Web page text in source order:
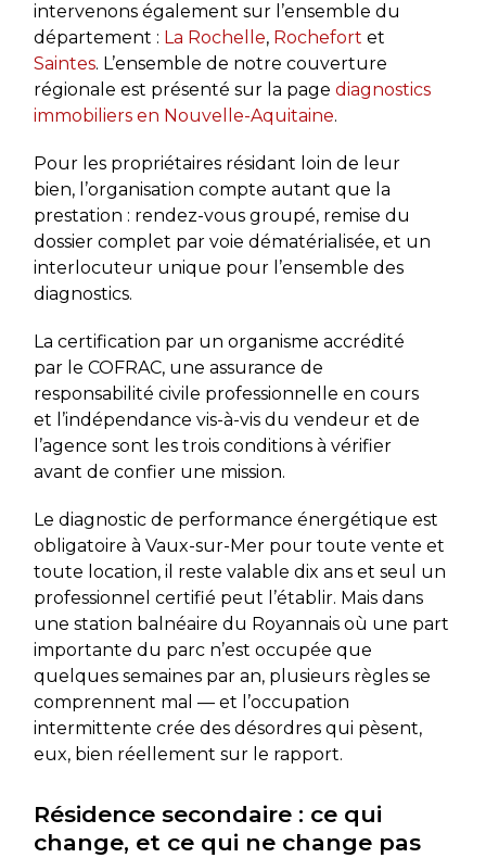
intervenons également sur l’ensemble du
département : La Rochelle, Rochefort et
Saintes. L’ensemble de notre couverture
régionale est présenté sur la page diagnostics
immobiliers en Nouvelle-Aquitaine.
Pour les propriétaires résidant loin de leur
bien, l’organisation compte autant que la
prestation : rendez-vous groupé, remise du
dossier complet par voie dématérialisée, et un
interlocuteur unique pour l’ensemble des
diagnostics.
La certification par un organisme accrédité
par le COFRAC, une assurance de
responsabilité civile professionnelle en cours
et l’indépendance vis-à-vis du vendeur et de
l’agence sont les trois conditions à vérifier
avant de confier une mission.
Le diagnostic de performance énergétique est
obligatoire à Vaux-sur-Mer pour toute vente et
toute location, il reste valable dix ans et seul un
professionnel certifié peut l’établir. Mais dans
une station balnéaire du Royannais où une part
importante du parc n’est occupée que
quelques semaines par an, plusieurs règles se
comprennent mal — et l’occupation
intermittente crée des désordres qui pèsent,
eux, bien réellement sur le rapport.
Résidence secondaire : ce qui
change, et ce qui ne change pas